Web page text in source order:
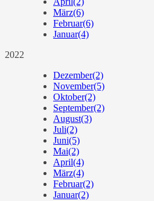
März(6)
Februar(6)
Januar(4)
2022
Dezember(2)
November(5)
Oktober(2)
September(2)
August(3)
Juli(2)
Juni(5)
Mai(2)
April(4)
März(4)
Februar(2)
Januar(2)